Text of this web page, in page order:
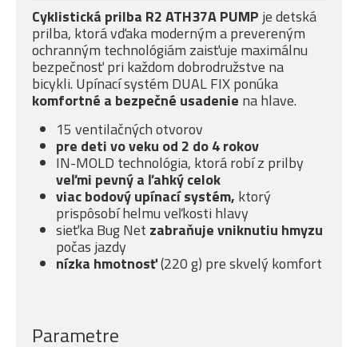
Cyklistická prilba R2 ATH37A PUMP je detská
prilba, ktorá vďaka moderným a prevereným
ochranným technológiám zaisťuje maximálnu
bezpečnosť pri každom dobrodružstve na
bicykli. Upínací systém DUAL FIX ponúka
komfortné a bezpečné usadenie na hlave.
15 ventilačných otvorov
pre deti vo veku od 2 do 4 rokov
IN-MOLD technológia, ktorá robí z prilby
veľmi pevný a ľahký celok
viac bodový upínací systém, ktorý
prispôsobí helmu veľkosti hlavy
sieťka Bug Net zabraňuje vniknutiu hmyzu
počas jazdy
nízka hmotnosť(220 g) pre skvelý komfort
Parametre